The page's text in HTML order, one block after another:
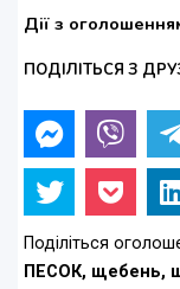
Дії з
ПОДІЛІТЬСЯ З
Поділіться
ПЕСОК, щебень,